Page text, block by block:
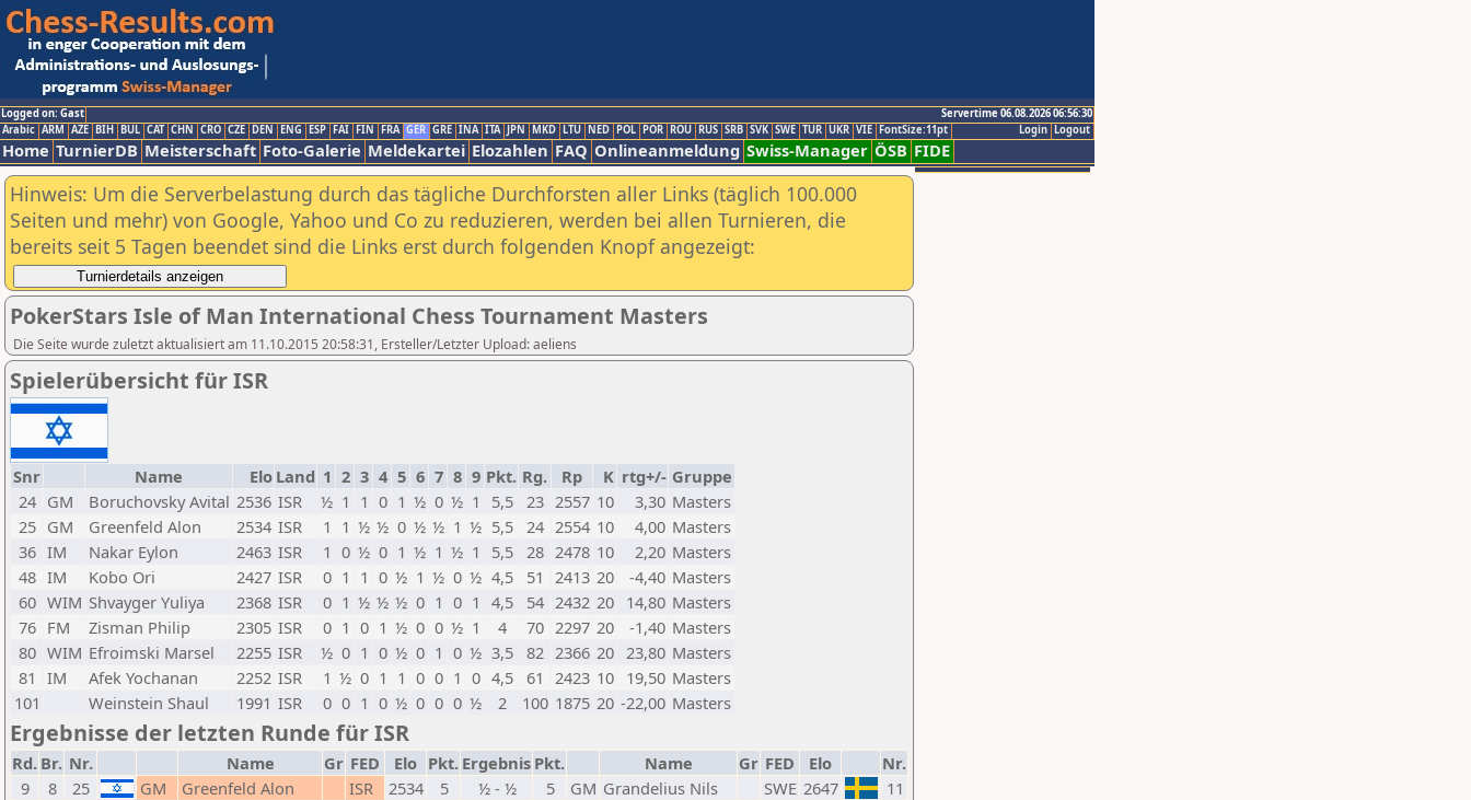
Logged on: Gast
Servertime 06.08.2026 06:56:30
Logout
Login
Arabic ARM AZE BIH BUL CAT CHN CRO CZE DEN ENG ESP FAI FIN FRA GER GRE INA ITA JPN MKD LTU NED POL POR ROU RUS SRB SVK SWE TUR UKR VIE FontSize:11pt
Home TurnierDB Meisterschaft Foto-Galerie Meldekartei Elozahlen FAQ Onlineanmeldung Swiss-Manager ÖSB FIDE
Hinweis: Um die Serverbelastung durch das tägliche Durchforsten aller Links (täglich 100.000
Seiten und mehr) von Google, Yahoo und Co zu reduzieren, werden bei allen Turnieren, die
bereits seit 5 Tagen beendet sind die Links erst durch folgenden Knopf angezeigt:
PokerStars Isle of Man International Chess Tournament Masters
Die Seite wurde zuletzt aktualisiert am 11.10.2015 20:58:31, Ersteller/Letzter Upload: aeliens
Spielerübersicht für ISR
Snr Name Elo Land 1 2 3 4 5 6 7 8 9 Pkt. Rg. Rp K rtg+/- Gruppe
24 GM Boruchovsky Avital 2536 ISR ½ 1 1 0 1 ½ 0 ½ 1 5,5 23 2557 10 3,30 Masters
25 GM Greenfeld Alon 2534 ISR 1 1 ½ ½ 0 ½ ½ 1 ½ 5,5 24 2554 10 4,00 Masters
36 IM Nakar Eylon 2463 ISR 1 0 ½ 0 1 ½ 1 ½ 1 5,5 28 2478 10 2,20 Masters
48 IM Kobo Ori 2427 ISR 0 1 1 0 ½ 1 ½ 0 ½ 4,5 51 2413 20 -4,40 Masters
60 WIM Shvayger Yuliya 2368 ISR 0 1 ½ ½ ½ 0 1 0 1 4,5 54 2432 20 14,80 Masters
76 FM Zisman Philip 2305 ISR 0 1 0 1 ½ 0 0 ½ 1 4 70 2297 20 -1,40 Masters
80 WIM Efroimski Marsel 2255 ISR ½ 0 1 0 ½ 0 1 0 ½ 3,5 82 2366 20 23,80 Masters
81 IM Afek Yochanan 2252 ISR 1 ½ 0 1 1 0 0 1 0 4,5 61 2423 10 19,50 Masters
101
Weinstein Shaul 1991 ISR 0 0 1 0 ½ 0 0 0 ½ 2 100 1875 20 -22,00 Masters
Ergebnisse der letzten Runde für ISR
Rd. Br. Nr. Name Gr FED Elo Pkt. Ergebnis Pkt. Name Gr FED Elo
Nr.
9
8 25 GM Greenfeld Alon ISR 2534 5 ½ - ½ 5 GM Grandelius Nils SWE 2647
11